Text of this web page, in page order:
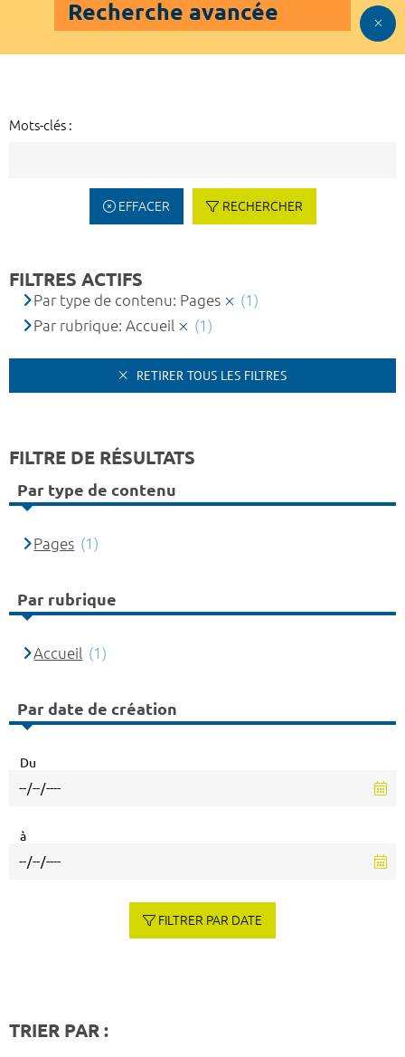
Recherche avancée
Mots-clés :
EFFACER RECHERCHER
FILTRES ACTIFS
Par type de contenu: Pages
(1)
Par rubrique: Accueil
(1)
RETIRER TOUS LES FILTRES
FILTRE DE RÉSULTATS
Par type de contenu
Pages (1)
Par rubrique
Accueil (1)
Par date de création
Du
à
FILTRER PAR DATE
TRIER PAR :